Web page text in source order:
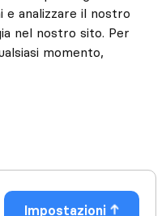
analizzare il nostro
nel nostro sito. Per
momento,
Impostazioni